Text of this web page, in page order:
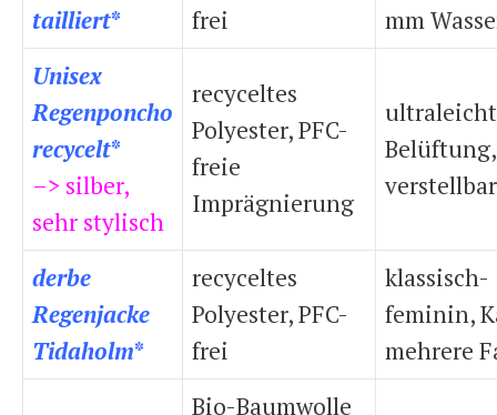
tailliert*
frei
mm
Unisex
Regenponcho
recycelt*
–> silber,
sehr stylisch
recyceltes
Polyester, PFC-
freie
Imprägnierung
Belüftung,
verstellbar
derbe
Regenjacke
Tidaholm*
recyceltes
Polyester, PFC-
frei
klassisch-
feminin,
mehrere
Bio-Baumwolle